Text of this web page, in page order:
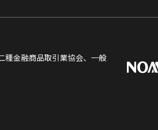
種金融商品取引業協会、一般